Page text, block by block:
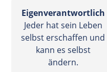
Eigenverantwortlich
Jeder hat sein Leben
selbst erschaffen und
kann es selbst
ändern.